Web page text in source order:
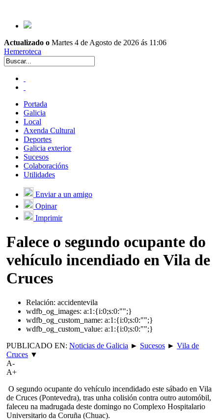
Actualizado o Martes 4 de Agosto de 2026 ás 11:06
Hemeroteca
Portada
Galicia
Local
Axenda Cultural
Deportes
Galicia exterior
Sucesos
Colaboracións
Utilidades
Enviar a un amigo
Opinar
Imprimir
Falece o segundo ocupante do
vehículo incendiado en Vila de
Cruces
Relación: accidentevila
wdfb_og_images: a:1:{i:0;s:0:"";}
wdfb_og_custom_name: a:1:{i:0;s:0:"";}
wdfb_og_custom_value: a:1:{i:0;s:0:"";}
PUBLICADO EN: Noticias de Galicia ► Sucesos ► Vila de
Cruces ▼
A-
A+
O segundo ocupante do vehículo incendidado este sábado en Vila
de Cruces (Pontevedra), tras unha colisión contra outro automóbil,
faleceu na madrugada deste domingo no Complexo Hospitalario
Universitario da Coruña (Chuac).